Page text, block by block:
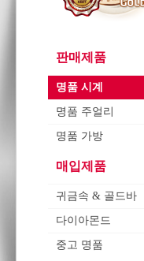
판매제품
명품 시계
명품 주얼리
명품 가방
매입제품
귀금속 & 골드바
다이아몬드
중고 명품